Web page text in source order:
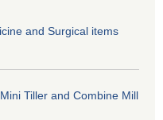
and Surgical items
Tiller and Combine Mill